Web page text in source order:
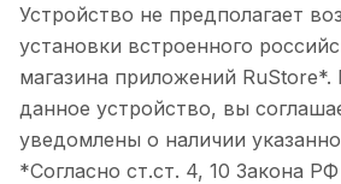
Устройство не предполагает
установки встроенного
магазина приложений RuStore*.
данное устройство, вы
уведомлены о наличии
*Согласно ст.ст. 4, 10 Закона